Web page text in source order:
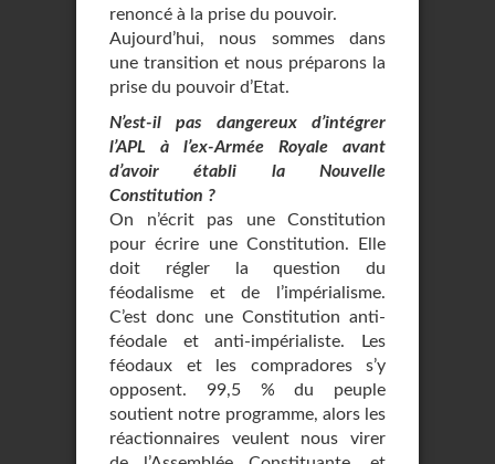
renoncé à la prise du pouvoir.
Aujourd’hui, nous sommes dans
une transition et nous préparons la
prise du pouvoir d’Etat.
N’est-il pas dangereux d’intégrer
l’APL à l’ex-Armée Royale avant
d’avoir établi la Nouvelle
Constitution ?
On n’écrit pas une Constitution
pour écrire une Constitution. Elle
doit régler la question du
féodalisme et de l’impérialisme.
C’est donc une Constitution anti-
féodale et anti-impérialiste. Les
féodaux et les compradores s’y
opposent. 99,5 % du peuple
soutient notre programme, alors les
réactionnaires veulent nous virer